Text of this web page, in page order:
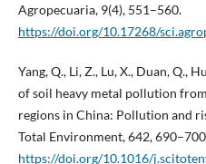
Agropecuaria, 9(4), 551–560.
https://doi.org/10.17268/
Yang, Q., Li, Z., Lu, X., Duan, Q.,
of soil heavy metal pollution
regions in China: Pollution and
Total Environment, 642,
https://doi.org/10.1016/